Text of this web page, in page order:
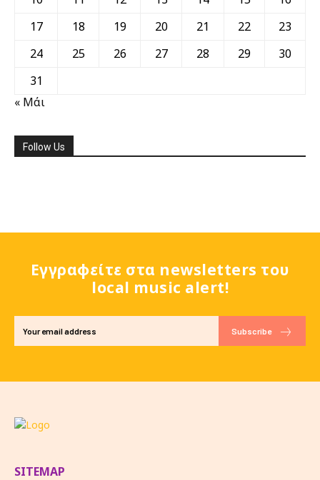
17
18 19 20 21 22
23
24
25 26 27 28 29
30
31
« Μάι
Follow Us
Εγγραφείτε στα newsletters του
local music alert!
Subscribe
SITEMAP